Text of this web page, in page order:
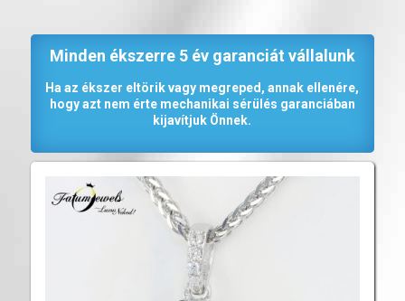
Minden ékszerre 5 év garanciát vállalunk
Ha az ékszer eltörik vagy megreped, annak ellenére,
hogy azt nem érte mechanikai sérülés garanciában
kijavítjuk Önnek.